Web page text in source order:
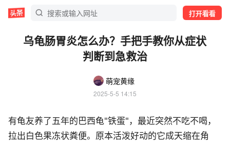
打开看看
乌龟肠胃炎怎么办？手把手教你从症状
判断到急救治
萌宠黄缘
2025-5-5 14:15
有龟友养了五年的巴西龟"铁蛋"，最近突然不吃不喝，
拉出白色果冻状粪便。原本活泼好动的它成天缩在角